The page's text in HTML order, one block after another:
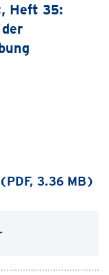
Heft 35:
3.36 MB)